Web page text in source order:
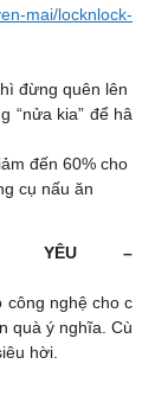
mai/locknlock-
đừng quên lên
“nửa kia” để hâ
đến 60% cho
cụ nấu ăn
YÊU –
công nghệ cho c
quà ý nghĩa. Cù
hời.